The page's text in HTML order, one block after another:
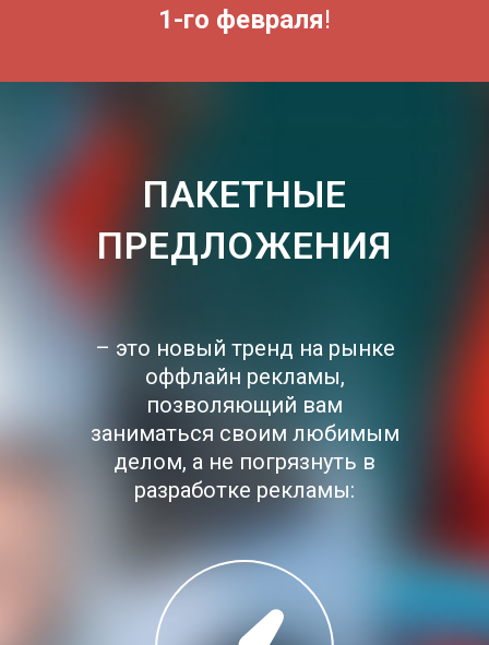
1-го февраля!
ПАКЕТНЫЕ
ПРЕДЛОЖЕНИЯ
– это новый тренд на рынке
оффлайн рекламы,
позволяющий вам
заниматься своим любимым
делом, а не погрязнуть в
разработке рекламы: